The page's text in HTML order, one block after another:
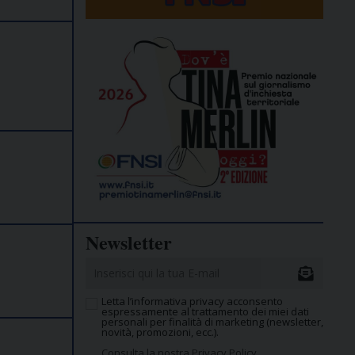
Newsletter
Letta l’informativa privacy acconsento
espressamente al trattamento dei miei dati
personali per finalità di marketing (newsletter,
novità, promozioni, ecc.).